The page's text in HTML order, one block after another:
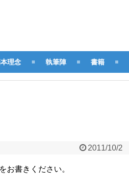
理念 執筆陣 書籍
2011/10/2
書きください。